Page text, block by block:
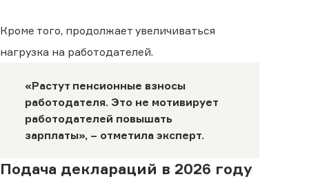
Кроме того, продолжает увеличиваться
нагрузка на работодателей.
«Растут пенсионные взносы
работодателя. Это не мотивирует
работодателей повышать
зарплаты», – отметила эксперт.
Подача деклараций в 2026 году